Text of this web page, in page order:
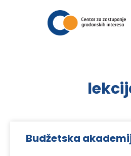
Budžetska